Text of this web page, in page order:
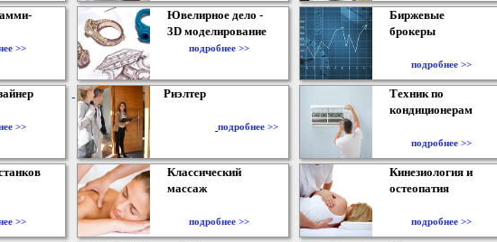
>>
Ювелирное дело -
3D моделирование
подробнее >>
Биржевые
брокеры
подробнее >>
>>
Риэлтер
подробнее >>
Техник по
кондиционерам
подробнее >>
>>
Классический
массаж
подробнее >>
Кинезиология и
остеопатия
подробнее >>